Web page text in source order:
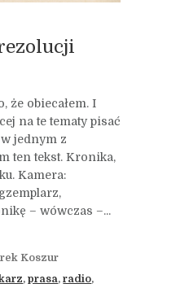
że obiecałem. I
na te tematy pisać
jednym z
ten tekst. Kronika,
Kamera:
– wówczas –...
Koszur
,prasa,radio,